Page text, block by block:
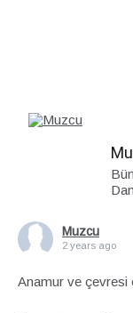
Muzcu
2 years ago
Anamur ve çevresi